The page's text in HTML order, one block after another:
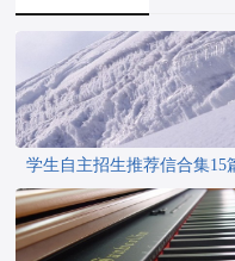
学生自主招生推荐信合集15